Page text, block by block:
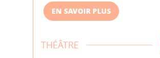
EN SAVOIR PLUS
THÉÂTRE